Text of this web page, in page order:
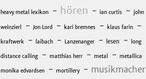
heavy metal lexikon - hören - ian curtis - john
weinzierl - Jon Lord - kari bremnes - klaus farin -
kraftwerk - laibach - Lanzenanger - lesen - long
distance calling - matthias herr - metal - metallica
monika edvardsen - mortillery - musikmacher